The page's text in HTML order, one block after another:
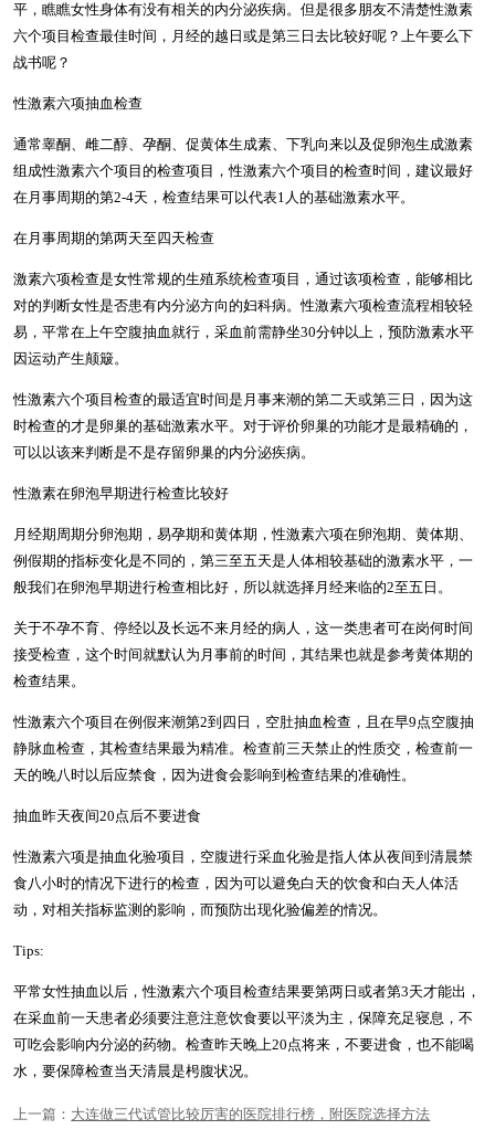
平，瞧瞧女性身体有没有相关的内分泌疾病。但是很多朋友不清楚性激素
六个项目检查最佳时间，月经的越日或是第三日去比较好呢？上午要么下
战书呢？
性激素六项抽血检查
通常睾酮、雌二醇、孕酮、促黄体生成素、下乳向来以及促卵泡生成激素
组成性激素六个项目的检查项目，性激素六个项目的检查时间，建议最好
在月事周期的第2-4天，检查结果可以代表1人的基础激素水平。
在月事周期的第两天至四天检查
激素六项检查是女性常规的生殖系统检查项目，通过该项检查，能够相比
对的判断女性是否患有内分泌方向的妇科病。性激素六项检查流程相较轻
易，平常在上午空腹抽血就行，采血前需静坐30分钟以上，预防激素水平
因运动产生颠簸。
性激素六个项目检查的最适宜时间是月事来潮的第二天或第三日，因为这
时检查的才是卵巢的基础激素水平。对于评价卵巢的功能才是最精确的，
可以以该来判断是不是存留卵巢的内分泌疾病。
性激素在卵泡早期进行检查比较好
月经期周期分卵泡期，易孕期和黄体期，性激素六项在卵泡期、黄体期、
例假期的指标变化是不同的，第三至五天是人体相较基础的激素水平，一
般我们在卵泡早期进行检查相比好，所以就选择月经来临的2至五日。
关于不孕不育、停经以及长远不来月经的病人，这一类患者可在岗何时间
接受检查，这个时间就默认为月事前的时间，其结果也就是参考黄体期的
检查结果。
性激素六个项目在例假来潮第2到四日，空肚抽血检查，且在早9点空腹抽
静脉血检查，其检查结果最为精准。检查前三天禁止的性质交，检查前一
天的晚八时以后应禁食，因为进食会影响到检查结果的准确性。
抽血昨天夜间20点后不要进食
性激素六项是抽血化验项目，空腹进行采血化验是指人体从夜间到清晨禁
食八小时的情况下进行的检查，因为可以避免白天的饮食和白天人体活
动，对相关指标监测的影响，而预防出现化验偏差的情况。
Tips:
平常女性抽血以后，性激素六个项目检查结果要第两日或者第3天才能出，
在采血前一天患者必须要注意注意饮食要以平淡为主，保障充足寝息，不
可吃会影响内分泌的药物。检查昨天晚上20点将来，不要进食，也不能喝
水，要保障检查当天清晨是枵腹状况。
上一篇： 大连做三代试管比较厉害的医院排行榜，附医院选择方法